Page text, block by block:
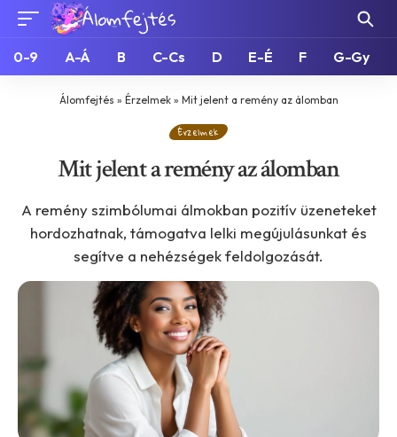
0-9 A-Á B C-Cs D E-É F G-Gy
Álomfejtés » Érzelmek» Mit jelent a remény az álomban
Érzelmek
Mit jelent a remény az álomban
A remény szimbólumai álmokban pozitív üzeneteket
hordozhatnak, támogatva lelki megújulásunkat és
segítve a nehézségek feldolgozását.